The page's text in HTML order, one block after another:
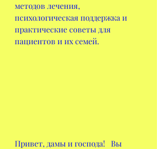
методов лечения,
психологическая поддержка и
практические советы для
пациентов и их семей.
Привет, дамы и господа!   Вы